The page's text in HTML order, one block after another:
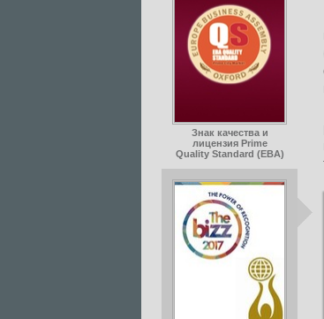
Знак качества и
лицензия Prime
Quality Standard (EBA)